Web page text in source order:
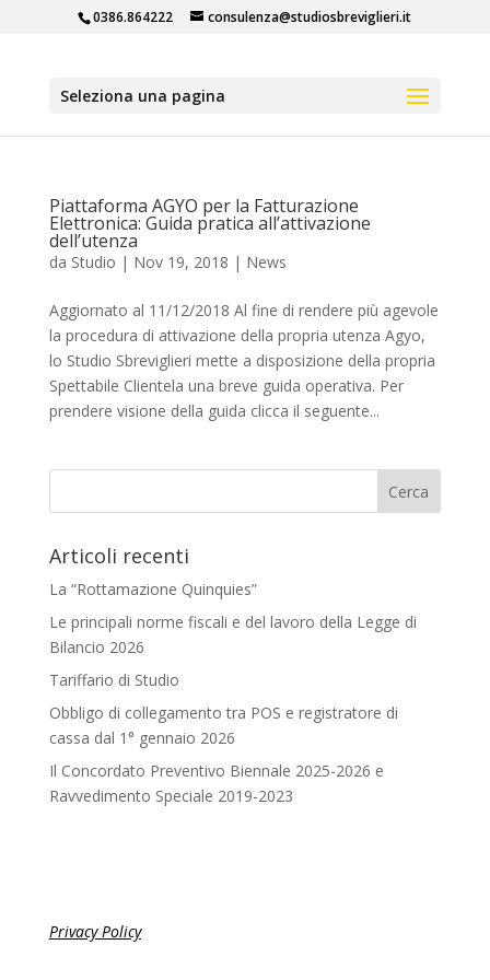
0386.864222 consulenza@studiosbreviglieri.it
Seleziona una pagina
Piattaforma AGYO per la Fatturazione
Elettronica: Guida pratica all’attivazione
dell’utenza
da Studio | Nov 19, 2018 | News
Aggiornato al 11/12/2018 Al fine di rendere più agevole
la procedura di attivazione della propria utenza Agyo,
lo Studio Sbreviglieri mette a disposizione della propria
Spettabile Clientela una breve guida operativa. Per
prendere visione della guida clicca il seguente...
Articoli recenti
La “Rottamazione Quinquies”
Le principali norme fiscali e del lavoro della Legge di
Bilancio 2026
Tariffario di Studio
Obbligo di collegamento tra POS e registratore di
cassa dal 1° gennaio 2026
Il Concordato Preventivo Biennale 2025-2026 e
Ravvedimento Speciale 2019-2023
Privacy Policy